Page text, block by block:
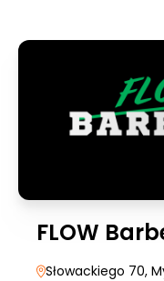
FLOW
Słowackiego 70,